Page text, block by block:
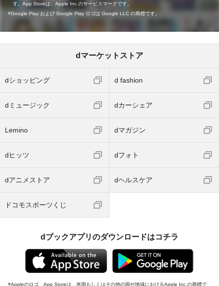
す。App Storeは、Apple Inc.のサービスマークです。
Google Play および Google Play ロゴは Google LLC の商標です。
dマーケットストア
dショッピング d fashion
dミュージック dカーシェア
Lemino dマガジン
dヒッツ dフォト
dアニメストア dヘルスケア
ドコモスポーツくじ
dブックアプリのダウンロードはコチラ
Appleのロゴ、App Storeは、米国もしくはその他の国や地域におけるApple Inc.の商標で